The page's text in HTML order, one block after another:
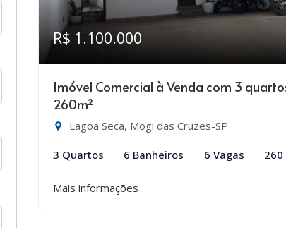
R$ 1.100.000
Imóvel Comercial à Venda com 3
260m²
Lagoa Seca, Mogi das Cruzes-SP
3 Quartos 6 Banheiros 6 Vagas 260
Mais informações